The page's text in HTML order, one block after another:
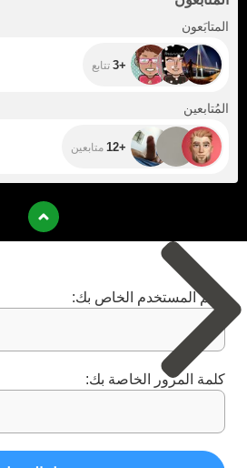
المتابَعون
+3 تتابع
المُتابعين
+12 متابعين
اسم المستخدم الخاص بك:
كلمة المرور الخاصة بك: